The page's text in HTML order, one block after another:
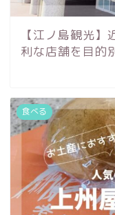
【江ノ島観光
利な店舗を目的
食べる